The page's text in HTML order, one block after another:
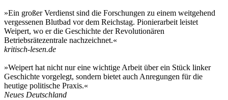
»Ein großer Verdienst sind die Forschungen zu einem weitgehend
vergessenen Blutbad vor dem Reichstag. Pionierarbeit leistet
Weipert, wo er die Geschichte der Revolutionären
Betriebsrätezentrale nachzeichnet.«
kritisch-lesen.de
»Weipert hat nicht nur eine wichtige Arbeit über ein Stück linker
Geschichte vorgelegt, sondern bietet auch Anregungen für die
heutige politische Praxis.«
Neues Deutschland